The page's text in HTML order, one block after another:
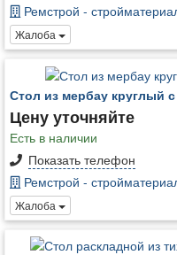
Ремстрой -
Жалоба
Стол из мербау круглый
Цену уточняйте
Есть в наличии
Показать телефон
Ремстрой -
Жалоба